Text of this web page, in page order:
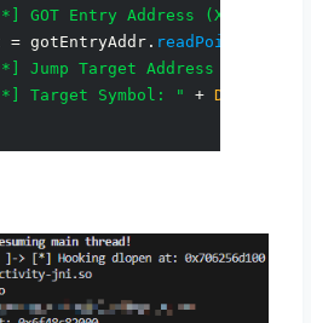
GOT Entry Address (X16): "
= gotEntryAddr. readPointer
Jump Target Address (X17): "
Target Symbol: " +